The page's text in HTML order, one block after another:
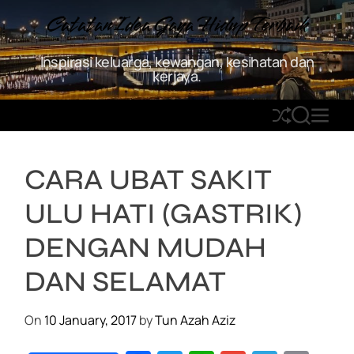
k
i
p
t
o
Catatan Idea Gaya Hidup Terbaik
Inspirasi keluarga, kewangan, kesihatan dan
kerjaya.
S
h
e
S
E
H
M
E
CARA UBAT SAKIT
ULU HATI (GASTRIK)
DENGAN MUDAH
DAN SELAMAT
On 10 January, 2017byTun Azah Aziz